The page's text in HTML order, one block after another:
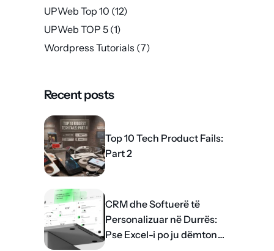
UPWeb Top 10 (12)
UPWeb TOP 5 (1)
Wordpress Tutorials (7)
Recent posts
Top 10 Tech Product Fails:
Part 2
CRM dhe Softuerë të
Personalizuar në Durrës:
Pse Excel-i po ju dëmton